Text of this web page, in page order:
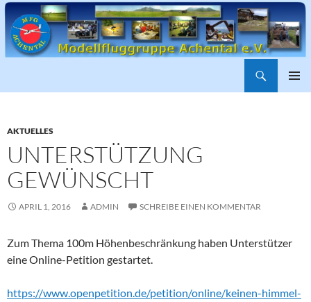
AKTUELLES
UNTERSTÜTZUNG
GEWÜNSCHT
APRIL 1, 2016 ADMIN SCHREIBE EINEN KOMMENTAR
Zum Thema 100m Höhenbeschränkung haben Unterstützer
eine Online-Petition gestartet.
https://www.openpetition.de/petition/online/keinen-himmel-